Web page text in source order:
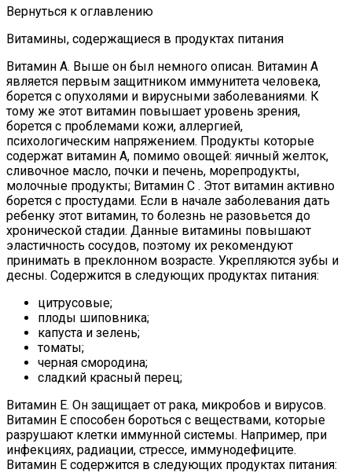
Вернуться к оглавлению
Витамины, содержащиеся в продуктах питания
Витамин А. Выше он был немного описан. Витамин А
является первым защитником иммунитета человека,
борется с опухолями и вирусными заболеваниями. К
тому же этот витамин повышает уровень зрения,
борется с проблемами кожи, аллергией,
психологическим напряжением. Продукты которые
содержат витамин А, помимо овощей: яичный желток,
сливочное масло, почки и печень, морепродукты,
молочные продукты; Витамин С . Этот витамин активно
борется с простудами. Если в начале заболевания дать
ребенку этот витамин, то болезнь не разовьется до
хронической стадии. Данные витамины повышают
эластичность сосудов, поэтому их рекомендуют
принимать в преклонном возрасте. Укрепляются зубы и
десны. Содержится в следующих продуктах питания:
цитрусовые;
плоды шиповника;
капуста и зелень;
томаты;
черная смородина;
сладкий красный перец;
Витамин Е. Он защищает от рака, микробов и вирусов.
Витамин Е способен бороться с веществами, которые
разрушают клетки иммунной системы. Например, при
инфекциях, радиации, стрессе, иммунодефиците.
Витамин Е содержится в следующих продуктах питания: